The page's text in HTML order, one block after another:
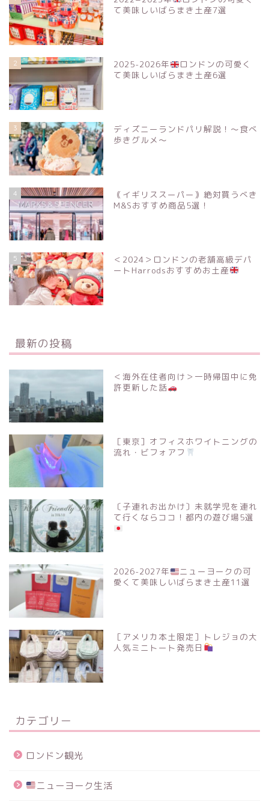
て美味しいばらまき土産7選
2 2025-2026年
ロンドンの可愛く
て美味しいばらまき土産6選
3
ディズニーランドパリ解説！〜食べ
歩きグルメ〜
4
｟イギリススーパー｠絶対買うべき
M&Sおすすめ商品5選！
5
＜2024＞ロンドンの老舗高級デパ
ートHarrodsおすすめお土産
最新の投稿
＜海外在住者向け＞一時帰国中に免
許更新した話
［東京］オフィスホワイトニングの
流れ・ビフォアフ
〔子連れお出かけ〕未就学児を連れ
て行くならココ！都内の遊び場5選
2026-2027年
ニューヨークの可
愛くて美味しいばらまき土産11選
［アメリカ本土限定］トレジョの大
人気ミニトート発売日
カテゴリー
ロンドン観光
ニューヨーク生活